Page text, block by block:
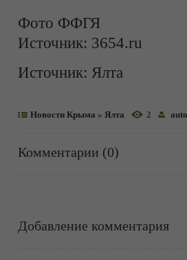
Фото ФФГЯ
Источник: 3654.ru
Источник: Ялта
Новости Крыма » Ялта 2
Комментарии (0)
Добавление комментария